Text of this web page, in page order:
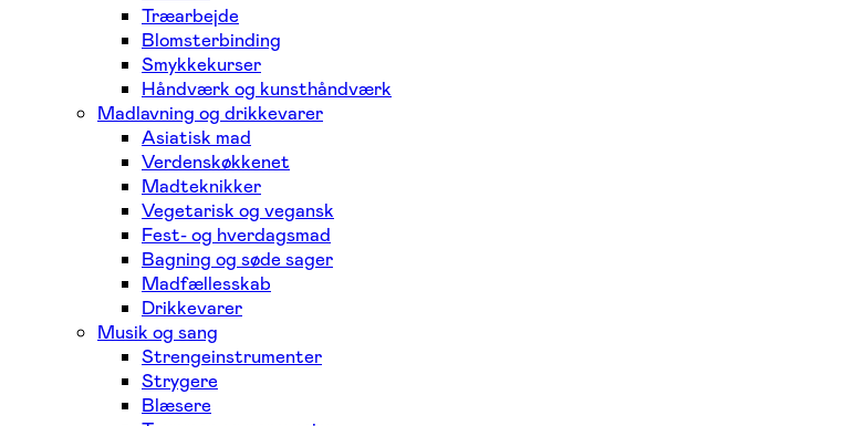
Træarbejde
Blomsterbinding
Smykkekurser
Håndværk og kunsthåndværk
Madlavning og drikkevarer
Asiatisk mad
Verdenskøkkenet
Madteknikker
Vegetarisk og vegansk
Fest- og hverdagsmad
Bagning og søde sager
Madfællesskab
Drikkevarer
Musik og sang
Strengeinstrumenter
Strygere
Blæsere